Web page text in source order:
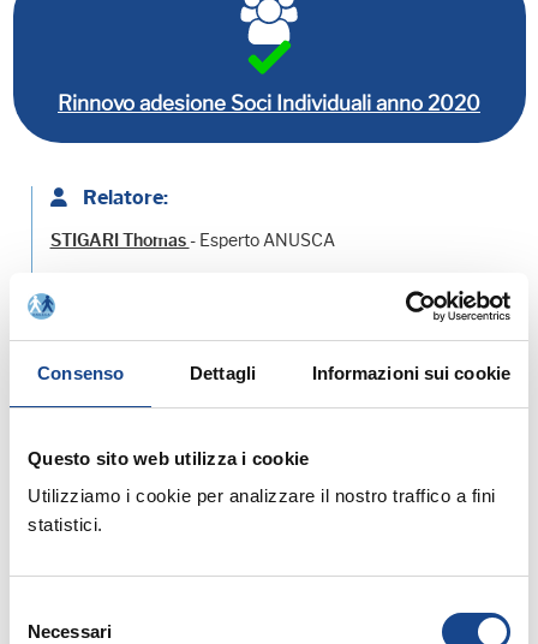
Consenso Dettagli Informazioni sui cookie
Questo sito web utilizza i cookie
Utilizziamo i cookie per analizzare il nostro traffico a fini
statistici.
delNecessari
Rinnovo adesione Soci Individuali anno 2020
Relatore:
STIGARI Thomas- Esperto ANUSCA
Allegati:
professionale